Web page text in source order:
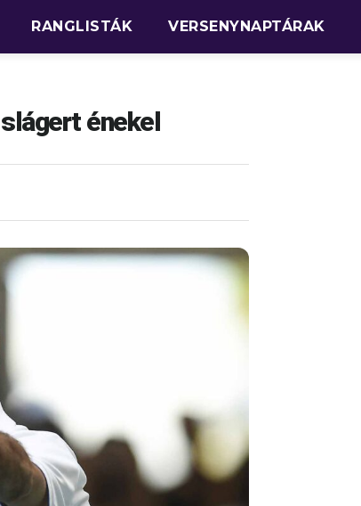
RANGLISTÁK VERSENYNAPTÁRAK
énekel